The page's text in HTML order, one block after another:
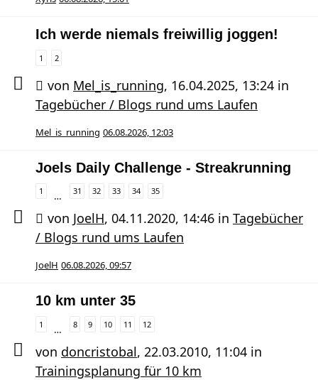
Ich werde niemals freiwillig joggen!
1 2
von Mel_is_running, 16.04.2025, 13:24 in
Tagebücher / Blogs rund ums Laufen
Mel_is_running 06.08.2026, 12:03
Joels Daily Challenge - Streakrunning
1 … 31 32 33 34 35
von JoelH, 04.11.2020, 14:46 in Tagebücher
/ Blogs rund ums Laufen
JoelH 06.08.2026, 09:57
10 km unter 35
1 … 8 9 10 11 12
von doncristobal, 22.03.2010, 11:04 in
Trainingsplanung für 10 km